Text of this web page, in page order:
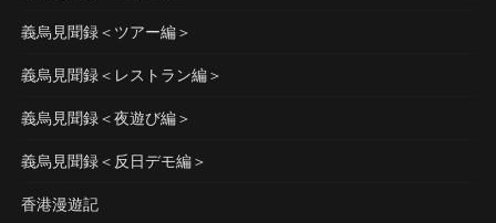
義烏見聞録＜ツアー編＞
義烏見聞録＜レストラン編＞
義烏見聞録＜夜遊び編＞
義烏見聞録＜反日デモ編＞
香港漫遊記